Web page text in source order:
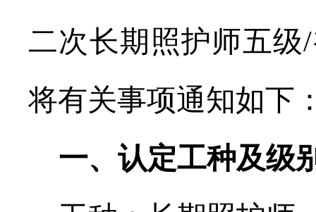
二次长期照护师五级/
将有关事项通知如下
一、认定工种及级